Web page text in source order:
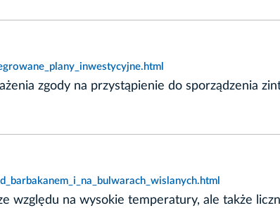
zgody na przystąpienie do sporządzenia
względu na wysokie temperatury, ale także